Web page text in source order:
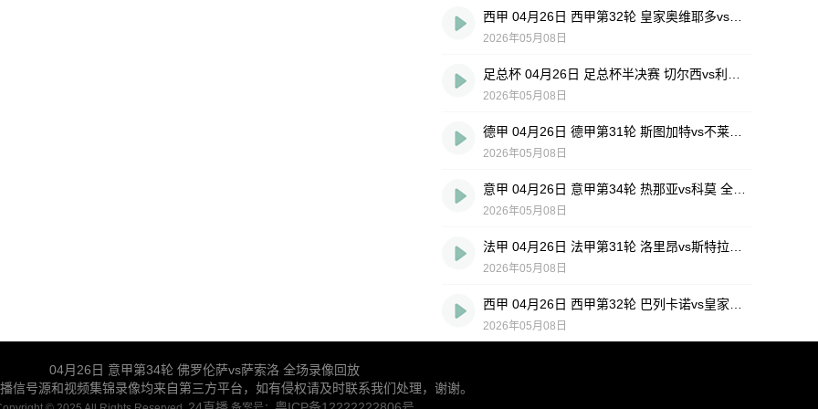
2026年05月08日
2026年05月08日
2026年05月08日
2026年05月08日
2026年05月08日
2026年05月08日
04月26日 意甲第34轮 佛罗伦萨vs萨索洛 全场录像回放
信号源和视频集锦录像均来自第三方平台，如有侵权请及时联系我们处理，谢谢。